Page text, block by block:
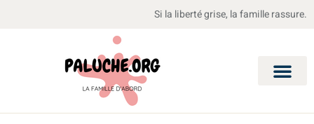
Si la liberté grise, la famille rassure.